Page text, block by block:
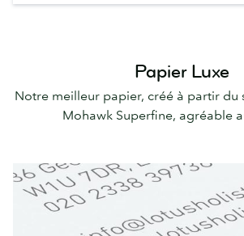
Papier Luxe
Notre meilleur papier, créé à partir du
Mohawk Superfine, agréable